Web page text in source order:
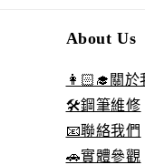
About Us
👩🏻‍🎓關於
🛠️鋼筆維修
📧聯絡我們
🚗實體參觀